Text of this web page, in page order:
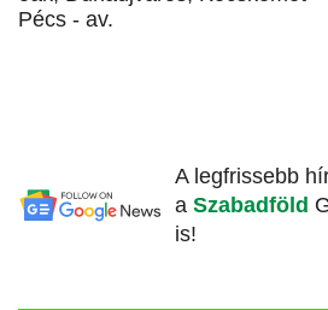
Pécs - av.
A legfrissebb
a Szabadföld
is!